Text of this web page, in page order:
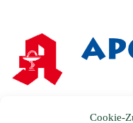
Cookie-